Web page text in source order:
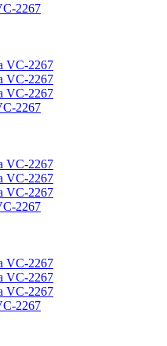
2267
2267
2267
2267